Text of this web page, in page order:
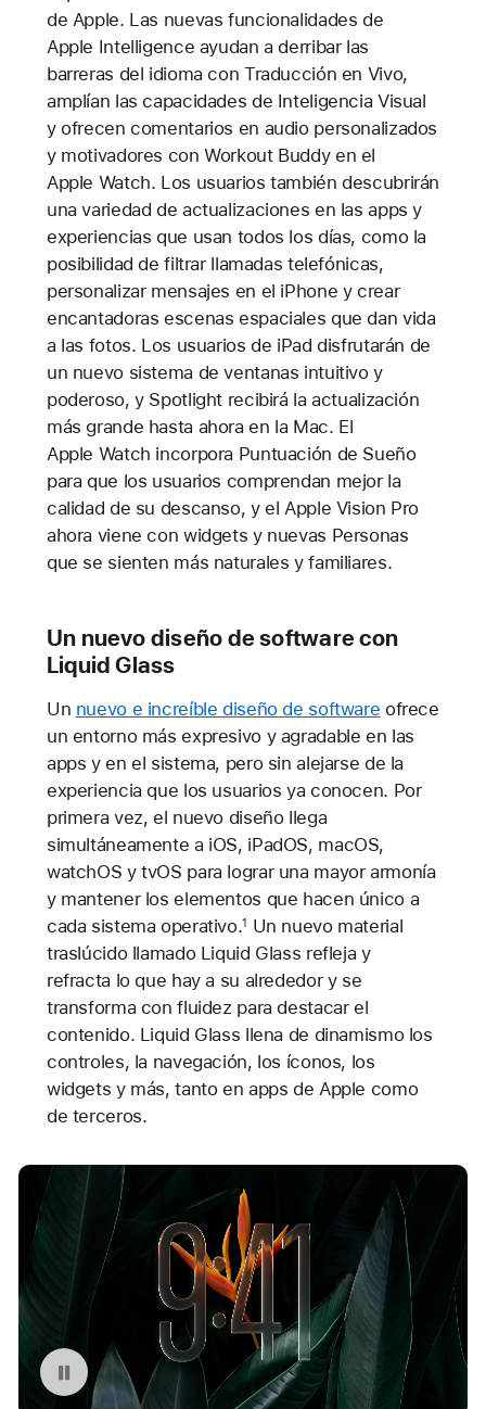
de Apple. Las nuevas funcionalidades de
Apple Intelligence ayudan a derribar las
barreras del idioma con Traducción en Vivo,
amplían las capacidades de Inteligencia Visual
y ofrecen comentarios en audio personalizados
y motivadores con Workout Buddy en el
Apple Watch. Los usuarios también descubrirán
una variedad de actualizaciones en las apps y
experiencias que usan todos los días, como la
posibilidad de filtrar llamadas telefónicas,
personalizar mensajes en el iPhone y crear
encantadoras escenas espaciales que dan vida
a las fotos. Los usuarios de iPad disfrutarán de
un nuevo sistema de ventanas intuitivo y
poderoso, y Spotlight recibirá la actualización
más grande hasta ahora en la Mac. El
Apple Watch incorpora Puntuación de Sueño
para que los usuarios comprendan mejor la
calidad de su descanso, y el Apple Vision Pro
ahora viene con widgets y nuevas Personas
que se sienten más naturales y familiares.
Un nuevo diseño de software con
Liquid Glass
Un nuevo e increíble diseño de software ofrece
un entorno más expresivo y agradable en las
apps y en el sistema, pero sin alejarse de la
experiencia que los usuarios ya conocen. Por
primera vez, el nuevo diseño llega
simultáneamente a iOS, iPadOS, macOS,
watchOS y tvOS para lograr una mayor armonía
y mantener los elementos que hacen único a
cada sistema operativo.1 Un nuevo material
traslúcido llamado Liquid Glass refleja y
refracta lo que hay a su alrededor y se
transforma con fluidez para destacar el
contenido. Liquid Glass llena de dinamismo los
controles, la navegación, los íconos, los
widgets y más, tanto en apps de Apple como
de terceros.
Pausar la reproducción del video: Nuevo diseño de software con Liquid Glass de Apple